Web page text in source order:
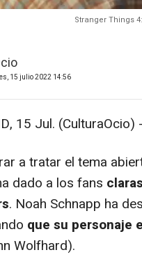
Stranger Things
15 julio 2022 14:56
15 Jul. (CulturaOcio) -
a tratar el tema
dado a los fans
. Noah Schnapp ha
que su personaje
Wolfhard).